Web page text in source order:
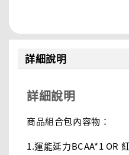
詳細說明
詳細說明
商品組合包內容物：
1.運能延力BCAA*1 OR